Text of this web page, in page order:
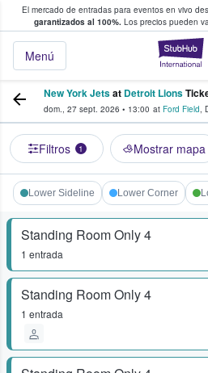
El mercado de entradas para eventos en vivo
garantizados al 100%. Los precios pueden
Menú
y venta de entradas
New York Jetsat Detroit Lions
dom., 27 sept. 2026 • 13:00 at Ford Field,
Filtros 1 Mostrar mapa
Lower Sideline Lower Corner
Standing Room Only 4
1 entrada
Standing Room Only 4
1 entrada